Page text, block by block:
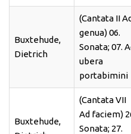
Buxtehude,
Dietrich
(Cantata II
genua) 06.
Sonata; 07.
ubera
portabimini
Buxtehude,
(Cantata VII
Ad faciem)
Sonata; 27.